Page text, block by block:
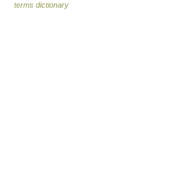
terms dictionary